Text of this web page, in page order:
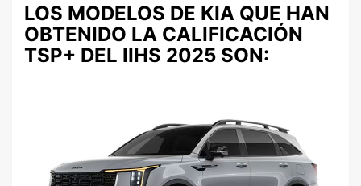
LOS MODELOS DE KIA QUE HAN
OBTENIDO LA CALIFICACIÓN
TSP+ DEL IIHS 2025 SON: